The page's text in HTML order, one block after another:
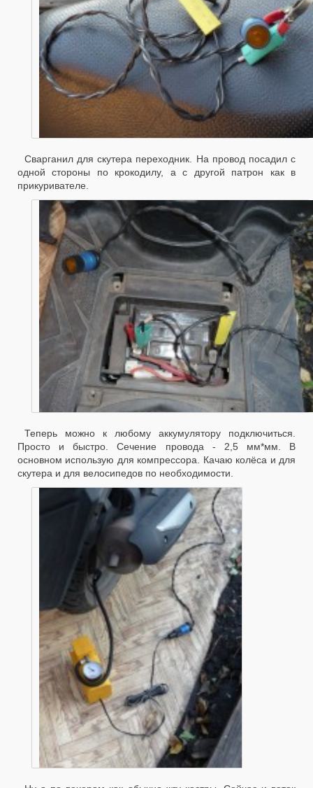
Сварганил для скутера переходник. На провод посадил с
одной стороны по крокодилу, а с другой патрон как в
прикуривателе.
Теперь можно к любому аккумулятору подключиться.
Просто и быстро. Сечение провода - 2,5 мм*мм. В
основном использую для компрессора. Качаю колёса и для
скутера и для велосипедов по необходимости.